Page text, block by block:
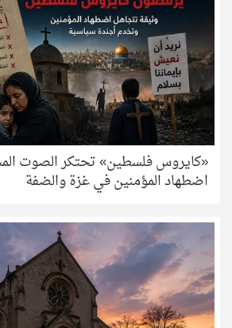
«كايروس فلسطين» تحتكر الصوت
اضطهاد المؤمنين في غزة والضفة